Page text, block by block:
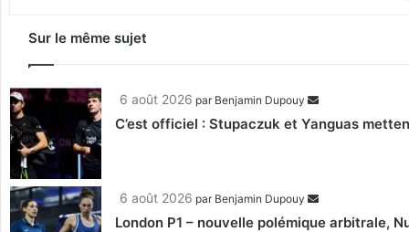
Sur le même sujet
6 août 2026 par Benjamin Dupouy
C’est officiel : Stupaczuk et Yanguas
6 août 2026 par Benjamin Dupouy
London P1 – nouvelle polémique arbitrale,